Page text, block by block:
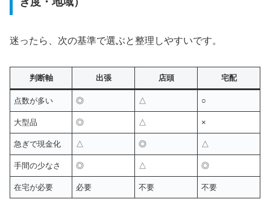
迷ったら、次の基準で選ぶと整理しやすいです。
判断軸 出張 店頭 宅配
点数が多い ◎ △ ○
大型品 ◎ △ ×
急ぎで現金化 △ ◎ △
手間の少なさ ◎ △ ◎
在宅が必要 必要 不要 不要